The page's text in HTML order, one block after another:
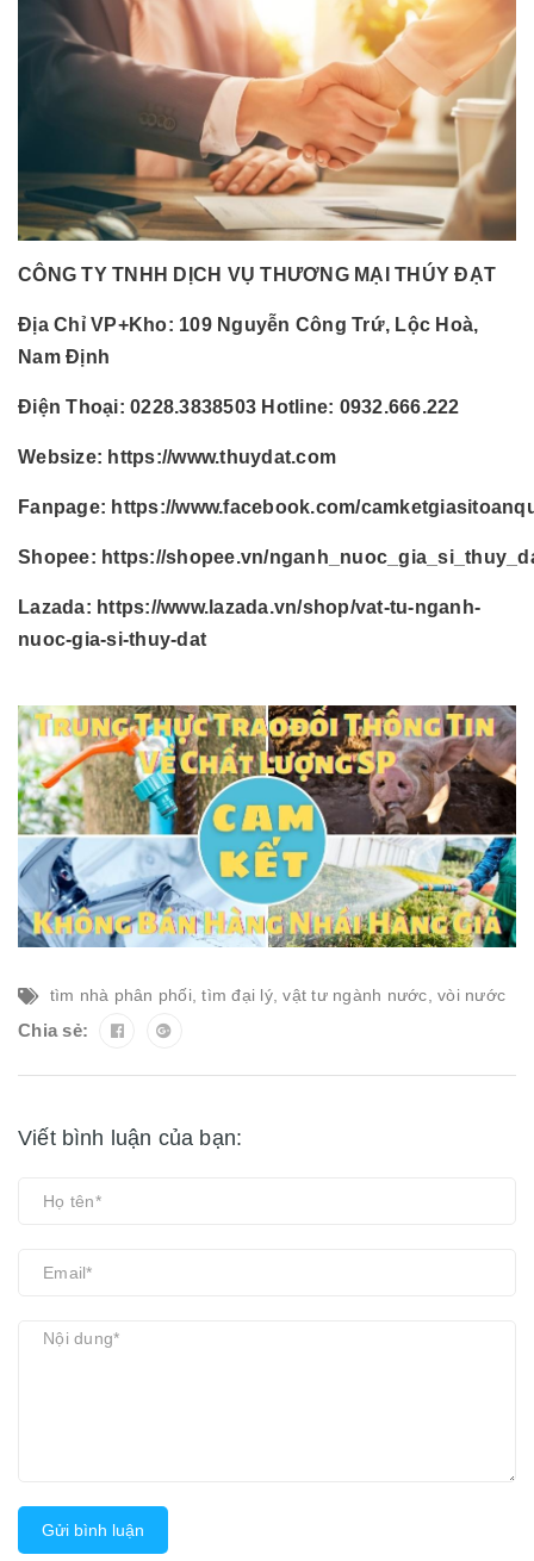
CÔNG TY TNHH DỊCH VỤ THƯƠNG MẠI THÚY ĐẠT
Địa Chỉ VP+Kho: 109 Nguyễn Công Trứ, Lộc Hoà,
Nam Định
Điện Thoại: 0228.3838503 Hotline: 0932.666.222
Websize: https://www.thuydat.com
Fanpage: https://www.facebook.com/
Shopee: https://shopee.vn/
Lazada: https://www.lazada.vn/shop/vat-tu-nganh-
nuoc-gia-si-thuy-dat
tìm nhà phân phối,tìm đại lý,vật tư ngành nước, vòi nước
Chia sẻ:
Viết bình luận của bạn:
Gửi bình luận